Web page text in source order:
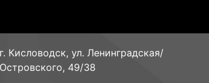
г. Кисловодск, ул. Ленинградская/
Островского, 49/38